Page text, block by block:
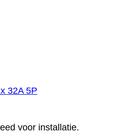
32A 5P
voor installatie.